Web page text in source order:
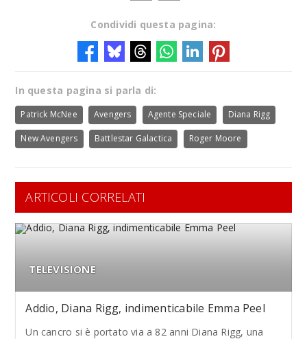
Condividi questa pagina:
In questa pagina si parla di:
Patrick McNee Avengers Agente Speciale Diana Rigg
New Avengers Battlestar Galactica Roger Moore
ARTICOLI CORRELATI
TELEVISIONE
Addio, Diana Rigg, indimenticabile Emma Peel
Un cancro si è portato via a 82 anni Diana Rigg, una